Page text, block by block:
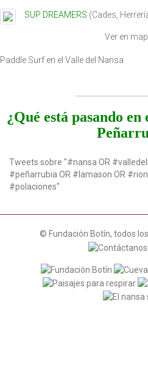
SUP DREAMERS (Cades,
Ver en
Paddle Surf en el Valle del Nansa
¿Qué está pasando
Tweets sobre "#nansa OR
#peñarrubia OR #lamason OR
#polaciones"
© Fundación Botín, todos